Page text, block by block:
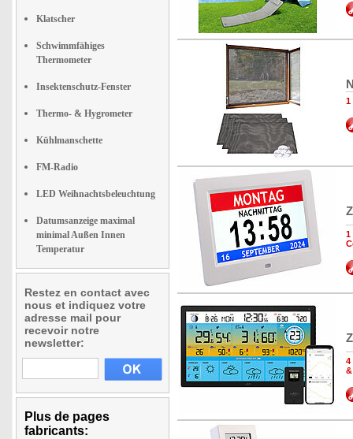
Klatscher
Schwimmfähiges
Thermometer
Insektenschutz-Fenster
Thermo- & Hygrometer
Kühlmanschette
FM-Radio
LED Weihnachtsbeleuchtung
Datumsanzeige maximal
minimal Außen Innen
Temperatur
Restez en contact avec
nous et indiquez votre
adresse mail pour
recevoir notre
newsletter:
Plus de pages
fabricants:
1
1
4